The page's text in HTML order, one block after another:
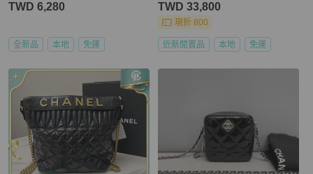
TWD 6,280
全新品 本地 免運
TWD 33,800
現折 800
近新閒置品 本地 免運